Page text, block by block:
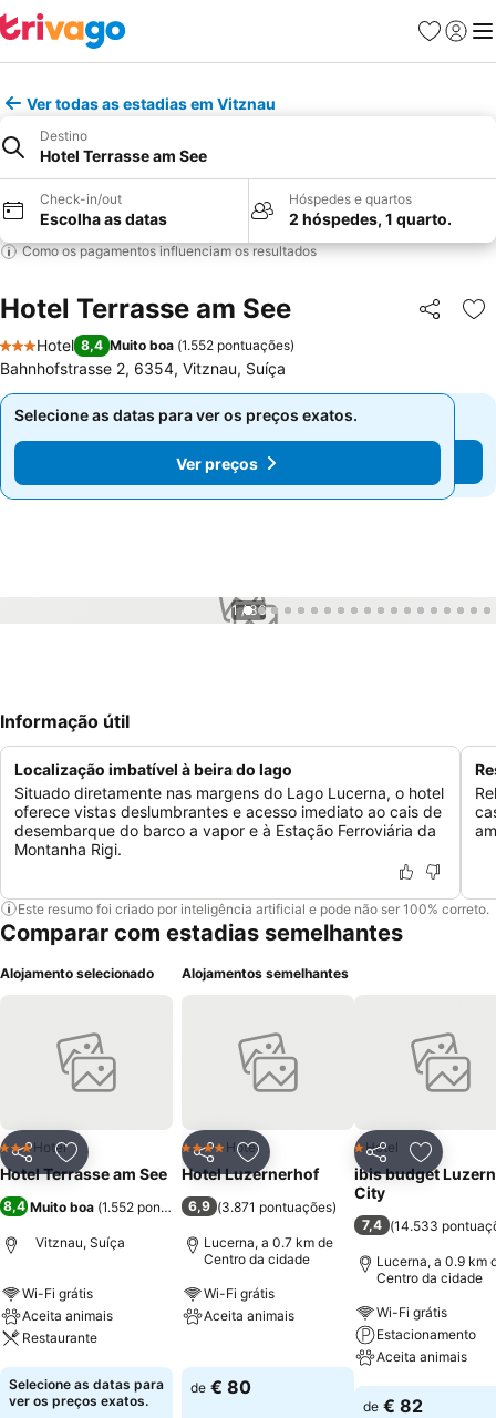
Favoritos
Iniciar
Ver todas as estadias em Vitznau
Destino
Hotel Terrasse am See
Check-in/out
Escolha as datas
Hóspedes e quartos
2 hóspedes, 1 quarto.
Como os pagamentos influenciam os resultados
Hotel Terrasse am See Partilhar
3 Estrelas
Hotel 8,4 Muito boa (1.552 pontuações)
Bahnhofstrasse 2, 6354, Vitznau, Suíça
Selecione as datas para ver os preços exatos.
Ver preços
Selecione as datas para ver os preços exatos.
Ver preços
1 / 36
Informação útil
Localização imbatível à beira do lago
Situado diretamente nas margens do Lago Lucerna, o hotel
oferece vistas deslumbrantes e acesso imediato ao cais de
desembarque do barco a vapor e à Estação Ferroviária da
Montanha Rigi.
Este resumo foi criado por inteligência artificial e pode não ser 100% correto.
Comparar com estadias semelhantes
Alojamento selecionado
PartilharAdicionar aos favoritos
3 Estrelas
Hotel
Hotel Terrasse am See
8,4 Muito boa (1.552 pontuações)
Vitznau, Suíça
Wi-Fi grátis
Aceita animais
Restaurante
Ver preços
Selecione as datas para
ver os preços exatos.
Alojamentos semelhantes
PartilharAdicionar aos favoritos
4 EstrelasHotel
Hotel Luzernerhof
6,9 (3.871 pontuações)
Lucerna, a 0.7 km de
Centro da cidade
Wi-Fi grátis
Aceita animais
de € 80
Partilhar
1 Estrelas
Hotel
ibis budget Luzern
City
7,4 (14.533
Lucerna, a 0.9 km
Centro da cidade
Wi-Fi grátis
Estacionamento
Aceita animais
Ver preços
de € 82